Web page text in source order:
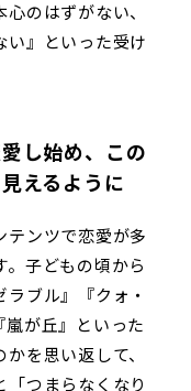
のはずがない、
い』といった受け
し始め、この
えるように
テンツで恋愛が多
子どもの頃から
ブル』『クォ・
が丘』といった
を思い返して、
つまらなくなり